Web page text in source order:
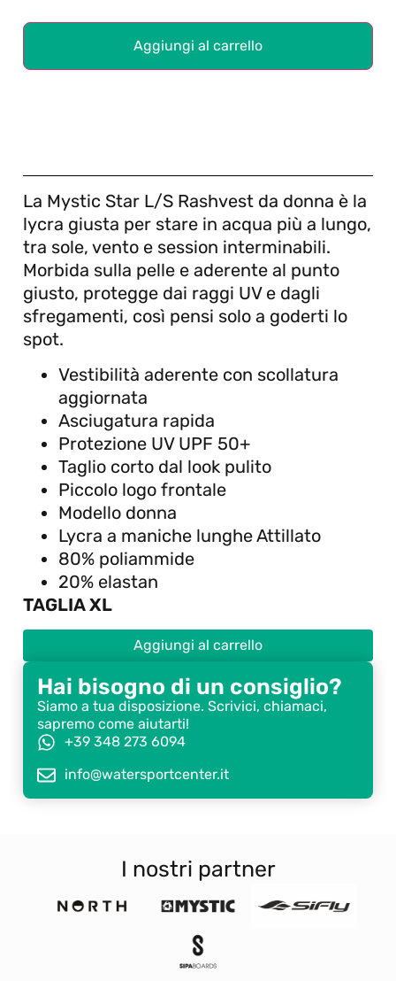
Aggiungi al carrello
La Mystic Star L/S Rashvest da donna è la
lycra giusta per stare in acqua più a lungo,
tra sole, vento e session interminabili.
Morbida sulla pelle e aderente al punto
giusto, protegge dai raggi UV e dagli
sfregamenti, così pensi solo a goderti lo
spot.
Vestibilità aderente con scollatura
aggiornata
Asciugatura rapida
Protezione UV UPF 50+
Taglio corto dal look pulito
Piccolo logo frontale
Modello donna
Lycra a maniche lunghe Attillato
80% poliammide
20% elastan
TAGLIA XL
Aggiungi al carrello
Hai bisogno di un consiglio?
Siamo a tua disposizione. Scrivici, chiamaci,
sapremo come aiutarti!
+39 348 273 6094
info@watersportcenter.it
I nostri partner